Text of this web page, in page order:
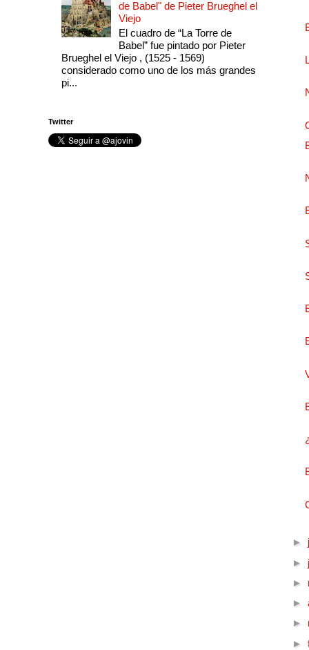
de Babel" de Pieter Brueghel el
Viejo
El cuadro de “La Torre de
Babel” fue pintado por Pieter
Brueghel el Viejo , (1525 - 1569)
considerado como uno de los más grandes
pi...
Twitter
►
►
►
►
►
►